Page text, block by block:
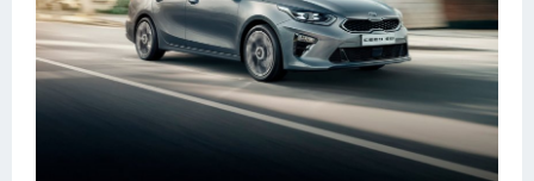
Мазда
Самокаты
Велосипеды